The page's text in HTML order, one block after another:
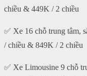
chiều & 449K / 2 chiều
✅ Xe 16 chỗ trung tâm,
/ chiều & 849K / 2 chiều
✅ Xe Limousine 9 chỗ